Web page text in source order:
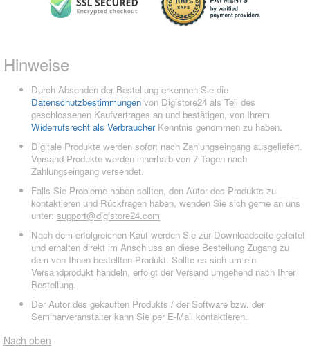
Hinweise
Durch Absenden der Bestellung erkennen Sie die
Datenschutzbestimmungen von Digistore24 als Teil des
geschlossenen Kaufvertrages an und bestätigen, von Ihrem
Widerrufsrecht als VerbraucherKenntnis genommen zu haben.
Digitale Produkte werden sofort nach Zahlungseingang ausgeliefert.
Versand-Produkte werden innerhalb von 7 Tagen nach
Zahlungseingang versendet.
Falls Sie Probleme haben sollten, den Autor des Produkts zu
kontaktieren und Rückfragen haben, wenden Sie sich gerne an uns
unter: support@digistore24.com
Nach dem erfolgreichen Kauf werden Sie zur Downloadseite geleitet
und erhalten direkt im Anschluss an diese Bestellung Zugang zu
dem von Ihnen bestellten Produkt. Sollte es sich um ein
Versandprodukt handeln, erfolgt der Versand umgehend nach Ihrer
Bestellung.
Der Autor des gekauften Produkts / der Software bzw. der
Seminarveranstalter kann Sie per E-Mail kontaktieren.
Nach oben